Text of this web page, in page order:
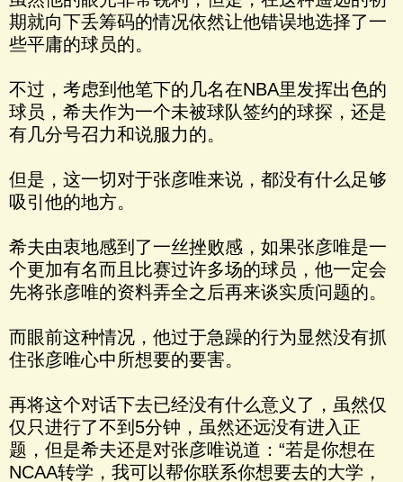
期就向下丢筹码的情况依然让他错误地选择了一
些平庸的球员的。
不过，考虑到他笔下的几名在NBA里发挥出色的
球员，希夫作为一个未被球队签约的球探，还是
有几分号召力和说服力的。
但是，这一切对于张彦唯来说，都没有什么足够
吸引他的地方。
希夫由衷地感到了一丝挫败感，如果张彦唯是一
个更加有名而且比赛过许多场的球员，他一定会
先将张彦唯的资料弄全之后再来谈实质问题的。
而眼前这种情况，他过于急躁的行为显然没有抓
住张彦唯心中所想要的要害。
再将这个对话下去已经没有什么意义了，虽然仅
仅只进行了不到5分钟，虽然还远没有进入正
题，但是希夫还是对张彦唯说道：“若是你想在
NCAA转学，我可以帮你联系你想要去的大学，